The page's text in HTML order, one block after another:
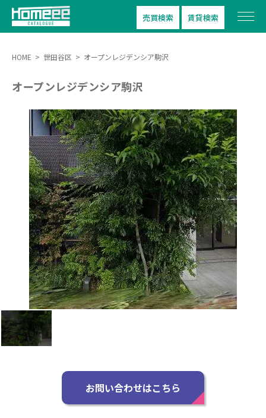
売買検索 賃貸検索
HOME > 世田谷区 > オープンレジデンシア駒沢
オープンレジデンシア駒沢
お問い合わせはこちら